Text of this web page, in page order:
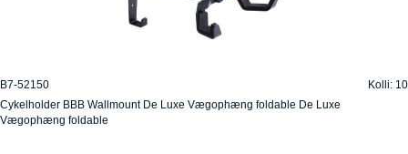
B7-52150
Kolli: 10
Cykelholder BBB Wallmount De Luxe Vægophæng foldable De Luxe
Vægophæng foldable